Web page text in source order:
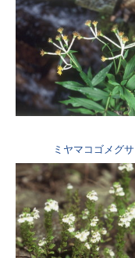
ミヤマコゴメグサ